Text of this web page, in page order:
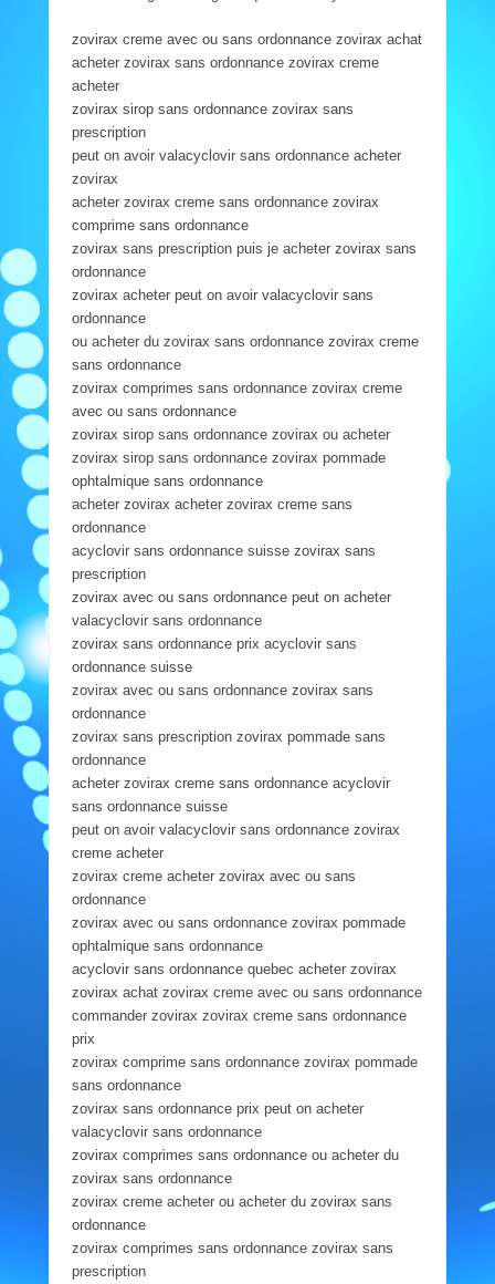
zovirax creme avec ou sans ordonnance zovirax achat
acheter zovirax sans ordonnance zovirax creme
acheter
zovirax sirop sans ordonnance zovirax sans
prescription
peut on avoir valacyclovir sans ordonnance acheter
zovirax
acheter zovirax creme sans ordonnance zovirax
comprime sans ordonnance
zovirax sans prescription puis je acheter zovirax sans
ordonnance
zovirax acheter peut on avoir valacyclovir sans
ordonnance
ou acheter du zovirax sans ordonnance zovirax creme
sans ordonnance
zovirax comprimes sans ordonnance zovirax creme
avec ou sans ordonnance
zovirax sirop sans ordonnance zovirax ou acheter
zovirax sirop sans ordonnance zovirax pommade
ophtalmique sans ordonnance
acheter zovirax acheter zovirax creme sans
ordonnance
acyclovir sans ordonnance suisse zovirax sans
prescription
zovirax avec ou sans ordonnance peut on acheter
valacyclovir sans ordonnance
zovirax sans ordonnance prix acyclovir sans
ordonnance suisse
zovirax avec ou sans ordonnance zovirax sans
ordonnance
zovirax sans prescription zovirax pommade sans
ordonnance
acheter zovirax creme sans ordonnance acyclovir
sans ordonnance suisse
peut on avoir valacyclovir sans ordonnance zovirax
creme acheter
zovirax creme acheter zovirax avec ou sans
ordonnance
zovirax avec ou sans ordonnance zovirax pommade
ophtalmique sans ordonnance
acyclovir sans ordonnance quebec acheter zovirax
zovirax achat zovirax creme avec ou sans ordonnance
commander zovirax zovirax creme sans ordonnance
prix
zovirax comprime sans ordonnance zovirax pommade
sans ordonnance
zovirax sans ordonnance prix peut on acheter
valacyclovir sans ordonnance
zovirax comprimes sans ordonnance ou acheter du
zovirax sans ordonnance
zovirax creme acheter ou acheter du zovirax sans
ordonnance
zovirax comprimes sans ordonnance zovirax sans
prescription